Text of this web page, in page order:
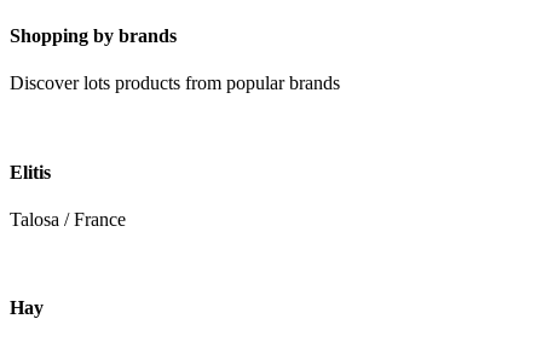
Shopping by brands
Discover lots products from popular brands
Elitis
Talosa / France
Hay